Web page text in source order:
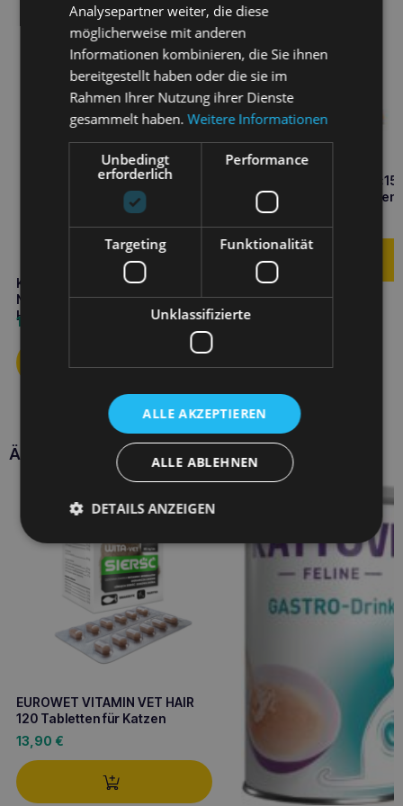
KATTOVIT Renal-Drink
Nierenerkrankungen 135ml
Huhn
1,40
KATTOVIT Harnsalbe
Erkrankungen der
Harnwege
Ähnliche Produkte
EUROWET VITAMIN VET HAIR
120 Tabletten für Katzen
13,90 €
Analysepartner weiter, die diese
möglicherweise mit anderen
Informationen kombinieren, die Sie ihnen
bereitgestellt haben oder die sie im
Rahmen Ihrer Nutzung ihrer Dienste
gesammelt haben.Weitere Informationen
Unbedingt
erforderlich
Performance
Targeting Funktionalität
Unklassifizierte
ALLE AKZEPTIEREN
ALLE ABLEHNEN
DETAILS ANZEIGEN